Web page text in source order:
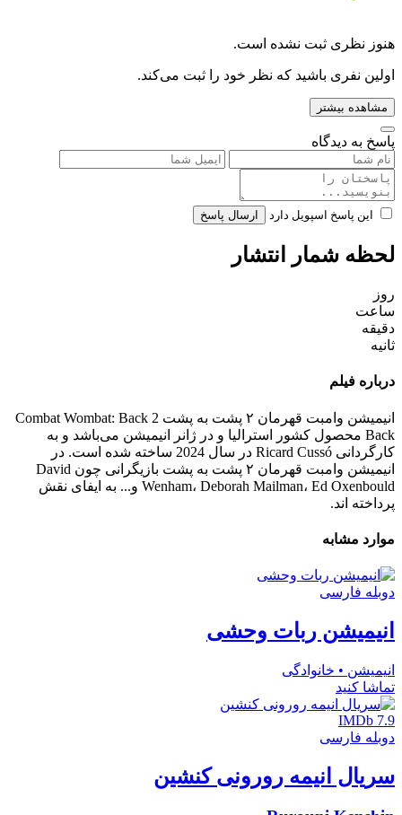
هنوز نظری ثبت نشده است.
اولین نفری باشید که نظر خود را ثبت می‌کند.
مشاهده بیشتر
پاسخ به دیدگاه
این پاسخ اسپویل دارد ارسال پاسخ
لحظه شمار انتشار
روز
ساعت
دقیقه
ثانیه
درباره فیلم
انیمیشن وامبت قهرمان ۲ پشت به پشت Combat Wombat: Back 2
Back محصول کشور استرالیا و در ژانر انیمیشن می‌باشد و به
کارگردانی Ricard Cussó در سال 2024 ساخته شده است. در
انیمیشن وامبت قهرمان ۲ پشت به پشت بازیگرانی چون David
Wenham، Deborah Mailman، Ed Oxenbould و... به ایفای نقش
پرداخته اند.
موارد مشابه
دوبله فارسی
انیمیشن ربات وحشی
انیمیشن • خانوادگی
تماشا کنید
IMDb 7.9
دوبله فارسی
سریال انیمه رورونی کنشین